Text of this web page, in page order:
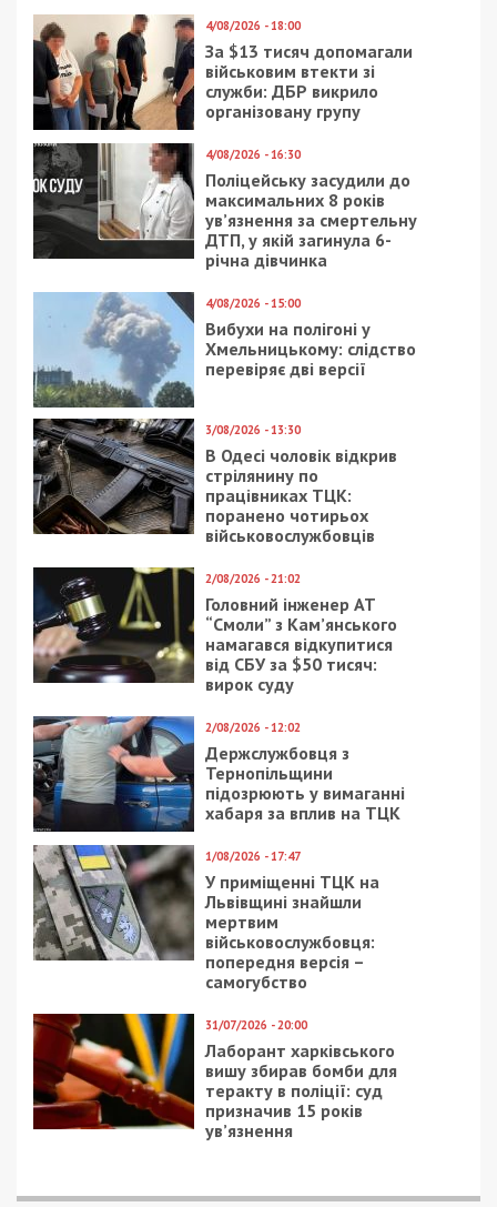
Что примечательно, детский сад № 265
является коммунальным учреждением
образования Днепровского горсовета.
Ожидаемо, на него распространяются
требования упомянутого закона. Более того,
Краснов-младший “попал” сразу по трем пунктам.
Раздача подарков с партийной символикой
“Громадской Силы” воспитанникам детского сада
от действующего депутата упомянутой партии.
Маловероятно, что встреча с депутатом была
включена в образовательный план малышей.
Зачем жесайт организации “Громадская Сила”
выставил напоказ откровенное нарушение
закона – остается загадкой..
Увы, на действующее законодательство Украины
Загид Краснов, Краснов-младший и их окружение
плюют не впервые. Чего стоит инцидент в июле
2016 года возле скандального клуба «Рио»,
принадлежащего Загиду Краснову. Тогда,
коммунальщики пытались убрать элитные
внедорожники, которые гости Краснова паркуют
на пешеходной части, установив бетонные
клумбы. «Побеседовать» с коммунальщиками
приехал сын одиозного политика и в окружении
нескольких крепких парней с бейсбольными
битами принялся угрожать им физической
расправой. Инцидент получил огромную огласку
в СМИ. Даже мэр Днепра Борис Филатов
отметил, что при полном бездействии
правоохранителей в городе поднимают головы
бандиты…
Ранее мы сообщали о том, что соратник Загида
Краснова по партии “Громадская Сила”
Александр Глебкин оказался организатором
банды педофилов. Одной из участниц банды на
днях вынеслии приговор. Что характерно, партия
«Громадська сила», которая провела педофила в
кошмарную ситуацию. Молчит и лидер
политсилы – Загид Краснов.